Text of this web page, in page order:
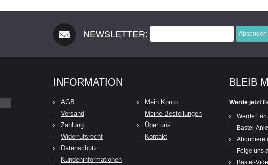
NEWSLETTER: Absenden
INFORMATION
AGB
Versand
Zahlung
Widerrufsrecht
Datenschutz
Kundeninformationen
Mein Konto
Meine Bestellungen
Über uns
Kontakt
BLEIB
Werde jetzt
Werde
Bastel-
Abonniere
Folge uns
Bastel-